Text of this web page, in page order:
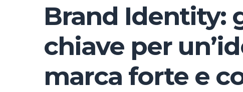
Brand Identity:
chiave per
marca forte e